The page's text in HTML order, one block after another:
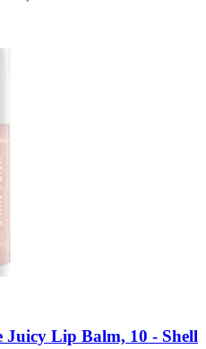
Juicy Lip Balm, 10 -​ Shell